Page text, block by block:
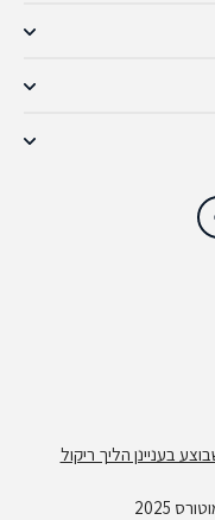
בעניינן הליך ריקול
2025